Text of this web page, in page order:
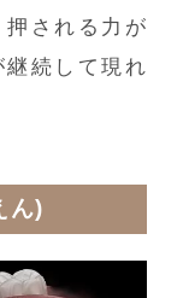
押される力が
続して現れ
ん)